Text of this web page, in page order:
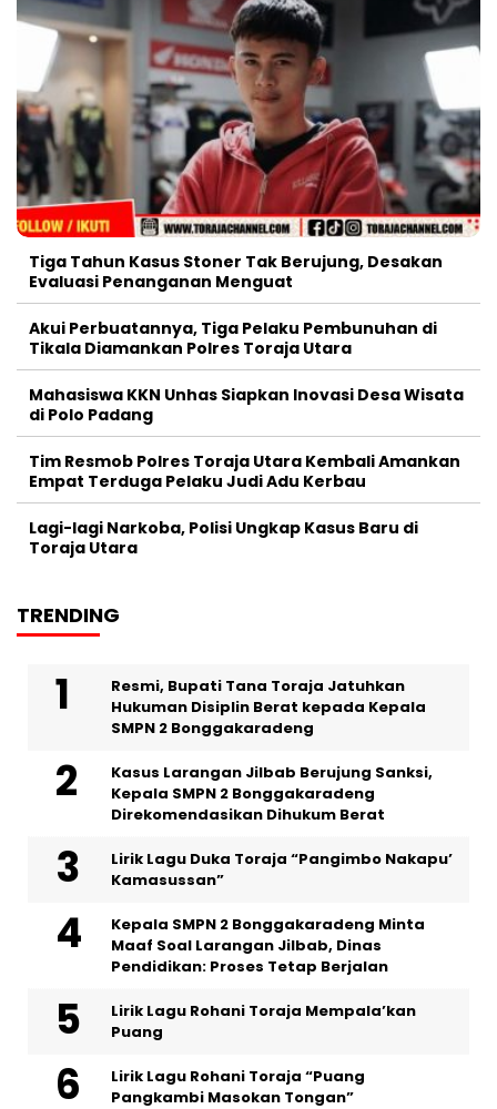
Tiga Tahun Kasus Stoner Tak Berujung, Desakan
Evaluasi Penanganan Menguat
Akui Perbuatannya, Tiga Pelaku Pembunuhan di
Tikala Diamankan Polres Toraja Utara
Mahasiswa KKN Unhas Siapkan Inovasi Desa Wisata
di Polo Padang
Tim Resmob Polres Toraja Utara Kembali Amankan
Empat Terduga Pelaku Judi Adu Kerbau
Lagi-lagi Narkoba, Polisi Ungkap Kasus Baru di
Toraja Utara
TRENDING
Resmi, Bupati Tana Toraja Jatuhkan
Hukuman Disiplin Berat kepada Kepala
SMPN 2 Bonggakaradeng
Kasus Larangan Jilbab Berujung Sanksi,
Kepala SMPN 2 Bonggakaradeng
Direkomendasikan Dihukum Berat
Lirik Lagu Duka Toraja “Pangimbo Nakapu’
Kamasussan”
Kepala SMPN 2 Bonggakaradeng Minta
Maaf Soal Larangan Jilbab, Dinas
Pendidikan: Proses Tetap Berjalan
Lirik Lagu Rohani Toraja Mempala’kan
Puang
Lirik Lagu Rohani Toraja “Puang
Pangkambi Masokan Tongan”